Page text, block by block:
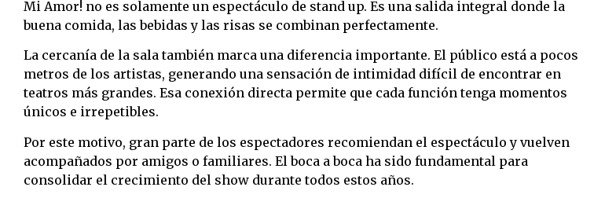
Mi Amor! no es solamente un espectáculo de stand up. Es una salida integral donde la
buena comida, las bebidas y las risas se combinan perfectamente.
La cercanía de la sala también marca una diferencia importante. El público está a pocos
metros de los artistas, generando una sensación de intimidad difícil de encontrar en
teatros más grandes. Esa conexión directa permite que cada función tenga momentos
únicos e irrepetibles.
Por este motivo, gran parte de los espectadores recomiendan el espectáculo y vuelven
acompañados por amigos o familiares. El boca a boca ha sido fundamental para
consolidar el crecimiento del show durante todos estos años.